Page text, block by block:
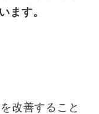
ます。
改善すること